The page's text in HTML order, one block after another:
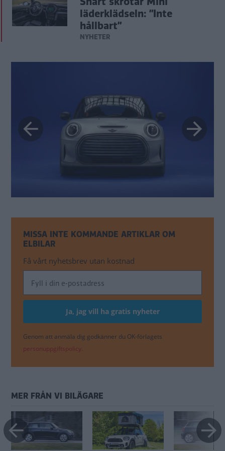
läderklädseln: ”Inte
hållbart”
NYHETER
MISSA INTE KOMMANDE ARTIKLAR OM
ELBILAR
Få vårt nyhetsbrev utan kostnad
Genom att anmäla dig godkänner du OK-förlagets
personuppgiftspolicy.
MER FRÅN VI BILÄGARE